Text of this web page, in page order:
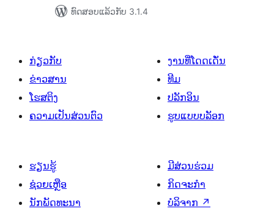
ທົດສອບແລ້ວກັບ 3.1.4
ກ່ຽວກັບ
ຂ່າວສານ
ໂຮສຕິງ
ຄວາມເປັນສ່ວນຕົວ
ງານທີ່ໂດດເດັ່ນ
ທີມ
ປລັກອິນ
ຮູບແບບບລັອກ
ຮຽນຮູ້
ຊ່ວຍເຫຼືອ
ນັກພັດທະນາ
ມີສ່ວນຮ່ວມ
ກິດຈະກຳ
ບໍລິຈາກ ↗